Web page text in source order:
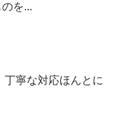
を...
丁寧な対応ほんとに